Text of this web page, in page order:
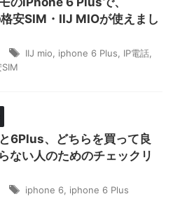
安SIM・IIJ MIOが使えまし
IIJ mio iphone 6 Plus IP電話
6Plus、どちらを買って良
ない人のためのチェックリ
iphone 6 iphone 6 Plus